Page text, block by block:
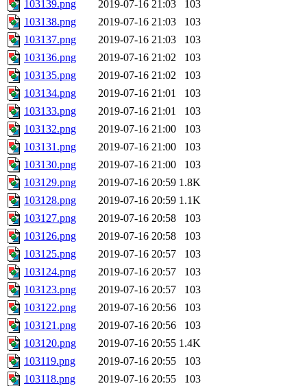
103139.png 2019-07-16 21:03
103
103138.png
2019-07-16 21:03
103
103137.png
2019-07-16 21:03
103
103136.png
2019-07-16 21:02
103
103135.png
2019-07-16 21:02
103
103134.png
2019-07-16 21:01
103
103133.png
2019-07-16 21:01
103
103132.png
2019-07-16 21:00
103
103131.png
2019-07-16 21:00
103
103130.png
2019-07-16 21:00
103
103129.png
2019-07-16 20:59 1.8K
103128.png
2019-07-16 20:59 1.1K
103127.png
2019-07-16 20:58
103
103126.png
2019-07-16 20:58
103
103125.png
2019-07-16 20:57
103
103124.png
2019-07-16 20:57
103
103123.png
2019-07-16 20:57
103
103122.png
2019-07-16 20:56
103
103121.png
2019-07-16 20:56
103
103120.png
2019-07-16 20:55 1.4K
103119.png
2019-07-16 20:55
103
103118.png
2019-07-16 20:55
103